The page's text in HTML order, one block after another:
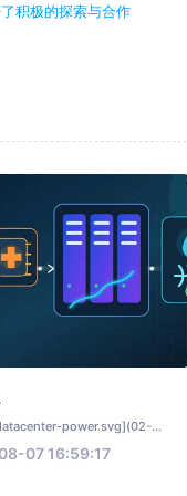
积极的探索与合作
power.svg](02-...
07 16:59:17